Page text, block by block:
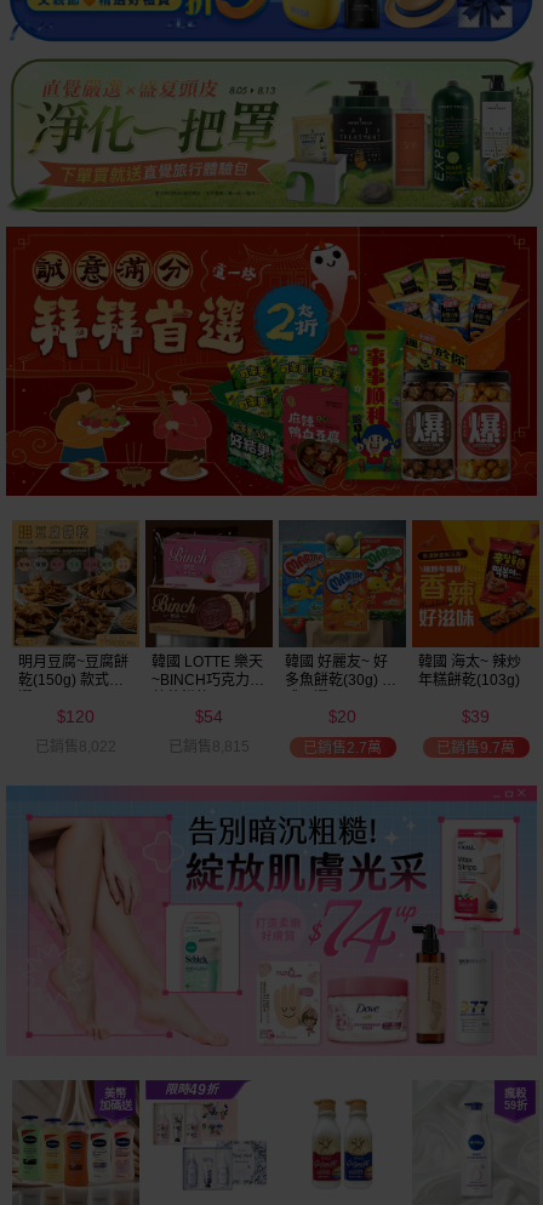
明月豆腐~豆腐餅
乾(150g) 款式可
$120
已銷售8,022
韓國 LOTTE 樂天
~BINCH巧克力／
款式可選
$54
已銷售8,815
韓國 好麗友~ 好
多魚餅乾(30g) 款
$20
已銷售2.7萬
韓國 海太~ 辣炒
年糕餅乾(103g)
$39
已銷售9.7萬